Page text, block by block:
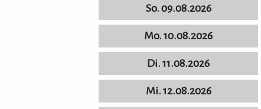
So. 09.08.2026
Mo. 10.08.2026
Di. 11.08.2026
Mi. 12.08.2026